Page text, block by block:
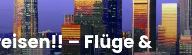
– Flüge &